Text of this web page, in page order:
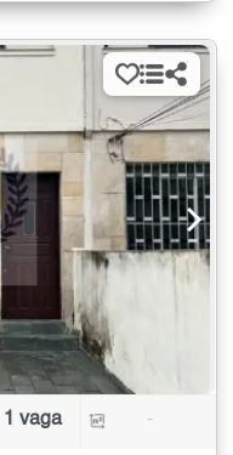
1 vaga -